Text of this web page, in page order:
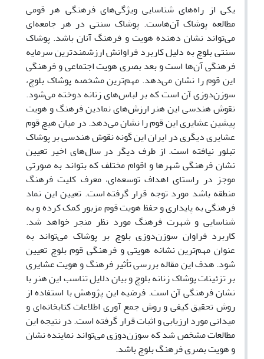
یکی از راه‌های شناسایی ویژگی‌های فرهنگی هر قومی
مطالعه‌ پوشاک آن‌هاست. پوشاک سنتی در هر جامعه‌ای
می‌تواند نشان دهنده‌ هویت و فرهنگ آنان باشد. پوشاک
سنتی بلوچ به دلیل کاربرد فراوانش ارزشمند‌ترین سرمایه
فرهنگی آن‌ها است و بعد بصری هویت اجتماعی و فرهنگی
این قوم را نشان می‌دهد. مهم‌ترین مشخصه‌ پوشاک بلوچ،
سوزن‌دوزی آن است که بر لباس‌های زنانه دوخته می‌شود.
نقوش هندسی این هنر ارزش‌های نمادین فرهنگ و هویت
پیشین عشایری این قوم را نشان می‌دهد. در میان هیچ قوم
عشایری دیگری در ایران این گونه نقوش هندسی بر پوشاک
تبلور نیافته است. از طرف دیگر در سال‌های اخیر تعیین
نشان فرهنگی شهرها و اقوام مختلف که بتواند به صورتی
موجز در راستای اهداف توسعه‌ای، معرف کلیت فرهنگ
منطقه باشد مورد توجه قرار گرفته است. تعیین این نماد
فرهنگی به پایداری و حفظ هویت قوم مزبور کمک کرده و به
شناسایی و شهرت فرهنگ مورد نظر منجر خواهد شد.
کاربرد فراوان سوزن‌دوزی بلوچ بر پوشاک می‌تواند به
عنوان مهم‌ترین نشانه‌ هویتی و فرهنگی قوم بلوچ تعیین
شود. هدف این مقاله بررسی تأثیر فرهنگ و هویت عشایری
بر تزئینات پوشاک زنانه بلوچ و بیان دلایل تناسب این هنر با
نشان فرهنگی آن است. فرضیه‌ این پژوهش با استفاده از
روش تحقیق کیفی و روش جمع آوری اطلاعات کتابخانه‌ای و
میدانی مورد ارزیابی و اثبات قرار گرفته است. در نتیجه‌ این
مطالعات مشخص شد که سوزن‌دوزی می‌تواند نماینده‌ نشان
و هویت بصری فرهنگ بلوچ باشد.